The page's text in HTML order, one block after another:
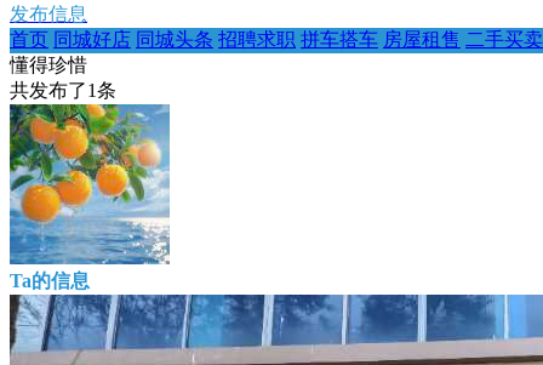
发布信息
首页 同城好店 同城头条 招聘求职 拼车搭车 房屋租售 二手买卖
懂得珍惜
共发布了1条
Ta的信息